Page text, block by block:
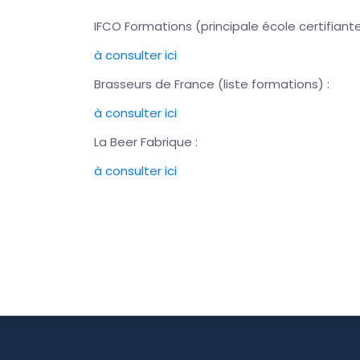
IFCO Formations (principale école
à consulter ici
Brasseurs de France (liste formations) :
à consulter ici
La Beer Fabrique :
à consulter ici